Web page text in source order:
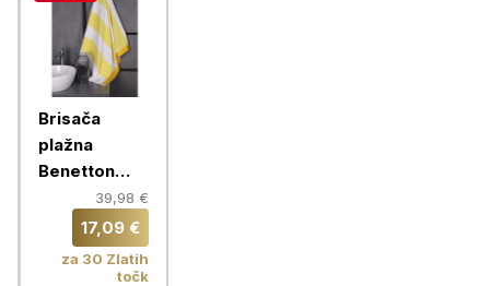
Brisača
plažna
Benetton
90x160 cm,
rumeno-
bela, BE-
39,98 €
17,09 €
za 30 Zlatih
točk